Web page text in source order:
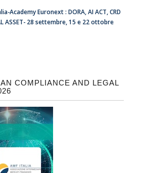
Academy Euronext : DORA, AI ACT, CRD
ASSET- 28 settembre, 15 e 22 ottobre
COMPLIANCE AND LEGAL